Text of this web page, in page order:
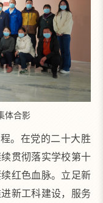
体合影
。在党的二十大胜
贯彻落实学校第十
红色血脉。立足新
新工科建设，服务